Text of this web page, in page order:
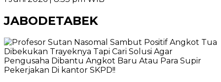
JABODETABEK